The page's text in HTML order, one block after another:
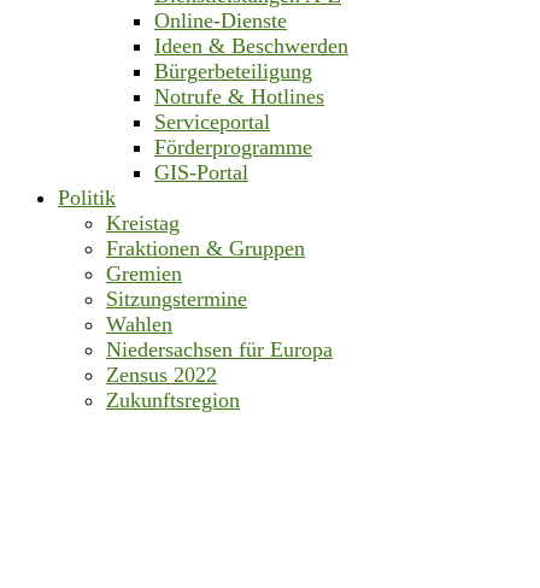
Online-Dienste
Ideen & Beschwerden
Bürgerbeteiligung
Notrufe & Hotlines
Serviceportal
Förderprogramme
GIS-Portal
Politik
Kreistag
Fraktionen & Gruppen
Gremien
Sitzungstermine
Wahlen
Niedersachsen für Europa
Zensus 2022
Zukunftsregion